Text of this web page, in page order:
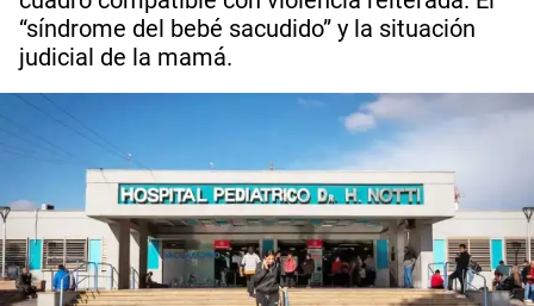
“síndrome del bebé sacudido” y la situación
judicial de la mamá.